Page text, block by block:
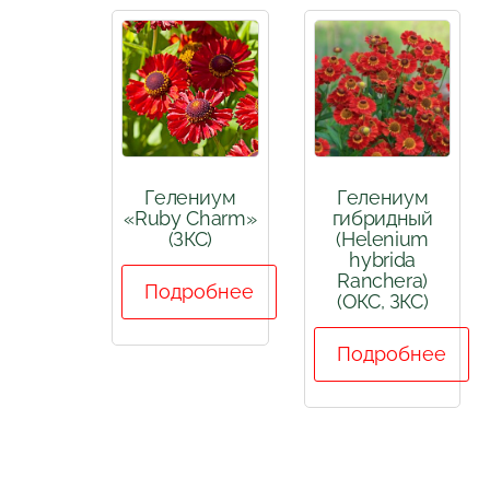
Гелениум
«Ruby Charm»
(ЗКС)
Подробнее
Гелениум
гибридный
(Helenium
hybrida
Ranchera)
(ОКС, ЗКС)
Подробнее